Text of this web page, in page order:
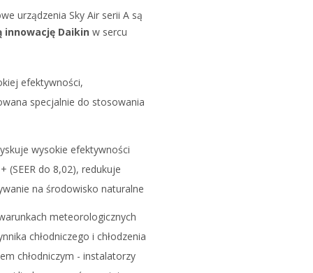
urządzenia Sky Air serii A są
Daikin w sercu
efektywności,
specjalnie do stosowania
wysokie efektywności
(SEER do 8,02), redukuje
na środowisko naturalne
meteorologicznych
chłodniczego i chłodzenia
chłodniczym - instalatorzy